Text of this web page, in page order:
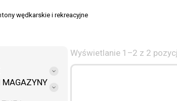
wędkarskie i rekreacyjne
MAGAZYNY
Wyświetlanie 1–2 z 2